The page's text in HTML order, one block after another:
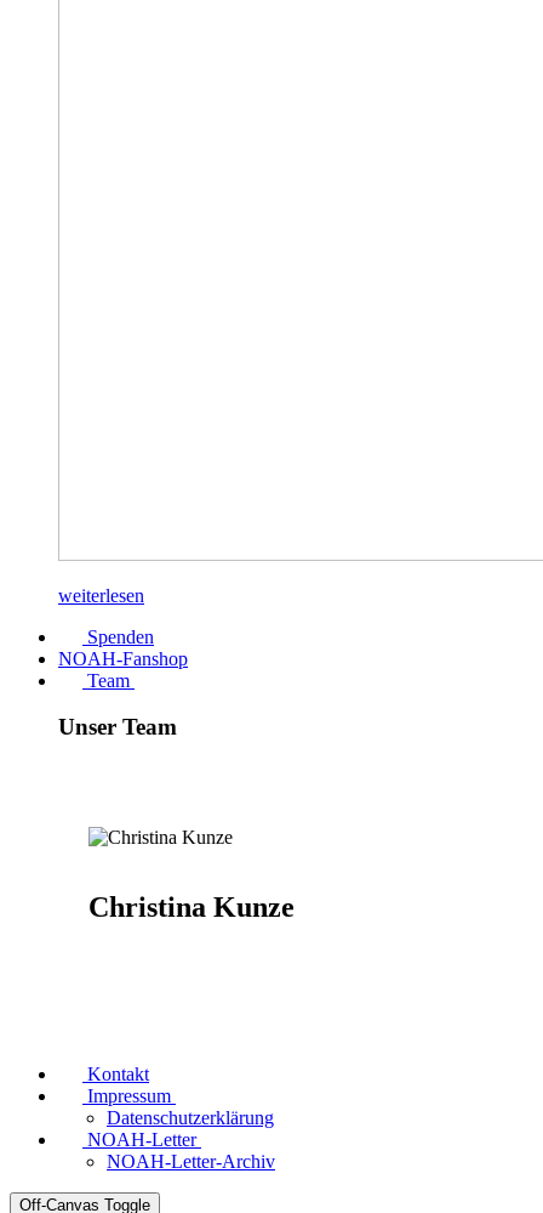
weiterlesen
Spenden
NOAH-Fanshop
Team
Unser Team
Christina Kunze
Kontakt
Impressum
Datenschutzerklärung
NOAH-Letter
NOAH-Letter-Archiv
Off-Canvas Toggle